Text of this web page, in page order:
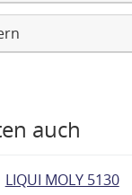
auch
LIQUI MOLY 5130